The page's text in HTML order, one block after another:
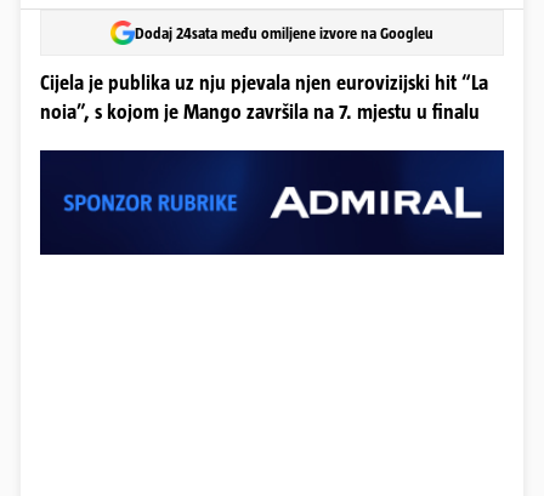
Dodaj 24sata među omiljene izvore na Googleu
Cijela je publika uz nju pjevala njen eurovizijski hit “La
noia”, s kojom je Mango završila na 7. mjestu u finalu